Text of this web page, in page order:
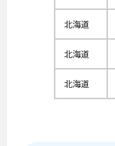
北海道
北海道
北海道